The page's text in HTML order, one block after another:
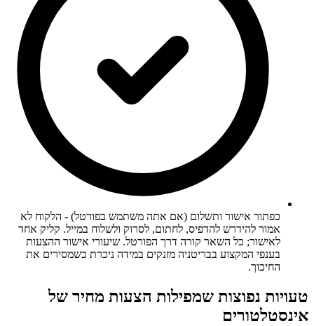
כפתור אישור ותשלום (אם אתה משתמש בפורטל) - הלקוח לא
אמור להידרש להדפיס, לחתום, לסרוק ולשלוח במייל. קליק אחד
לאישור; כל השאר קורה דרך הפורטל. שיעורי אישור ההצעות
בענפי המקצוע בבריטניה מזנקים במידה ניכרת כשמסירים את
החיכוך.
טעויות נפוצות שמפילות הצעות מחיר של
אינסטלטורים